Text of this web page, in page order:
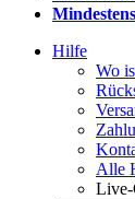
Hilfe
Wo
Alle
Live-